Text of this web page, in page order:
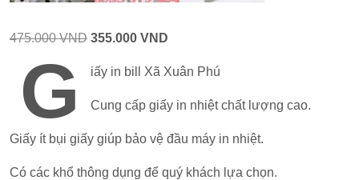
475.000VND Giá
là:
475.000 VND.
355.000 VND
tại
là:
G iấy in bill Xã Xuân Phú
Cung cấp giấy in nhiệt chất lượng cao.
Giấy ít bụi giấy giúp bảo vệ đầu máy in nhiệt.
Có các khổ thông dụng để quý khách lựa chọn.